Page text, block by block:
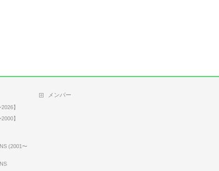
】
】
メンバー
(2001〜